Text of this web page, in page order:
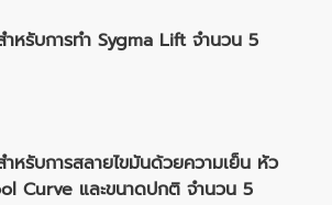
หรับการทำ Sygma Lift จำนวน 5
หรับการสลายไขมันด้วยความเย็น หัว
Curve และขนาดปกติ จำนวน 5